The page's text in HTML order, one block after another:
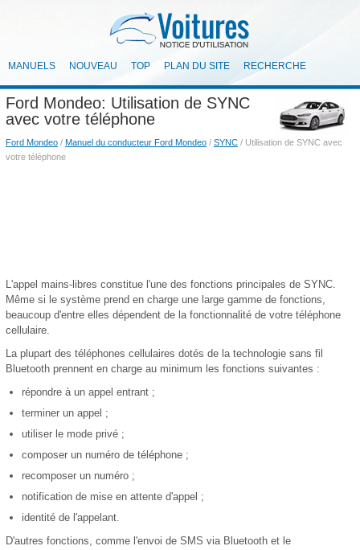
MANUELS NOUVEAU TOP PLAN DU SITE RECHERCHE
Ford Mondeo: Utilisation de SYNC
avec votre téléphone
Ford Mondeo / Manuel du conducteur Ford Mondeo / SYNC / Utilisation de SYNC avec
votre téléphone
L'appel mains-libres constitue l'une des fonctions principales de SYNC.
Même si le système prend en charge une large gamme de fonctions,
beaucoup d'entre elles dépendent de la fonctionnalité de votre téléphone
cellulaire.
La plupart des téléphones cellulaires dotés de la technologie sans fil
Bluetooth prennent en charge au minimum les fonctions suivantes :
répondre à un appel entrant ;
terminer un appel ;
utiliser le mode privé ;
composer un numéro de téléphone ;
recomposer un numéro ;
notification de mise en attente d'appel ;
identité de l'appelant.
D'autres fonctions, comme l'envoi de SMS via Bluetooth et le